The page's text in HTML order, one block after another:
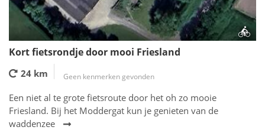
Kort fietsrondje door mooi Friesland
24 km Geen kenmerken gevonden
Een niet al te grote fietsroute door het oh zo mooie
Friesland. Bij het Moddergat kun je genieten van de
waddenzee